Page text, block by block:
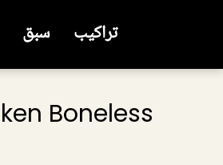
تراکیب سبق
Boneless